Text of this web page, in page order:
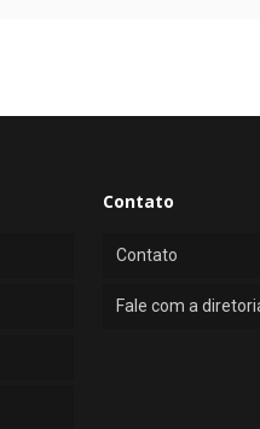
Contato
Contato
Fale com a